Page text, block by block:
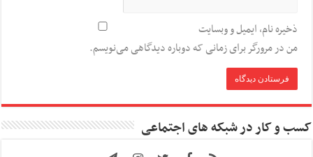
ذخیره نام، ایمیل و وبسایت
من در مرورگر برای زمانی که دوباره دیدگاهی می‌نویسم.
کسب و کار در شبکه های اجتماعی